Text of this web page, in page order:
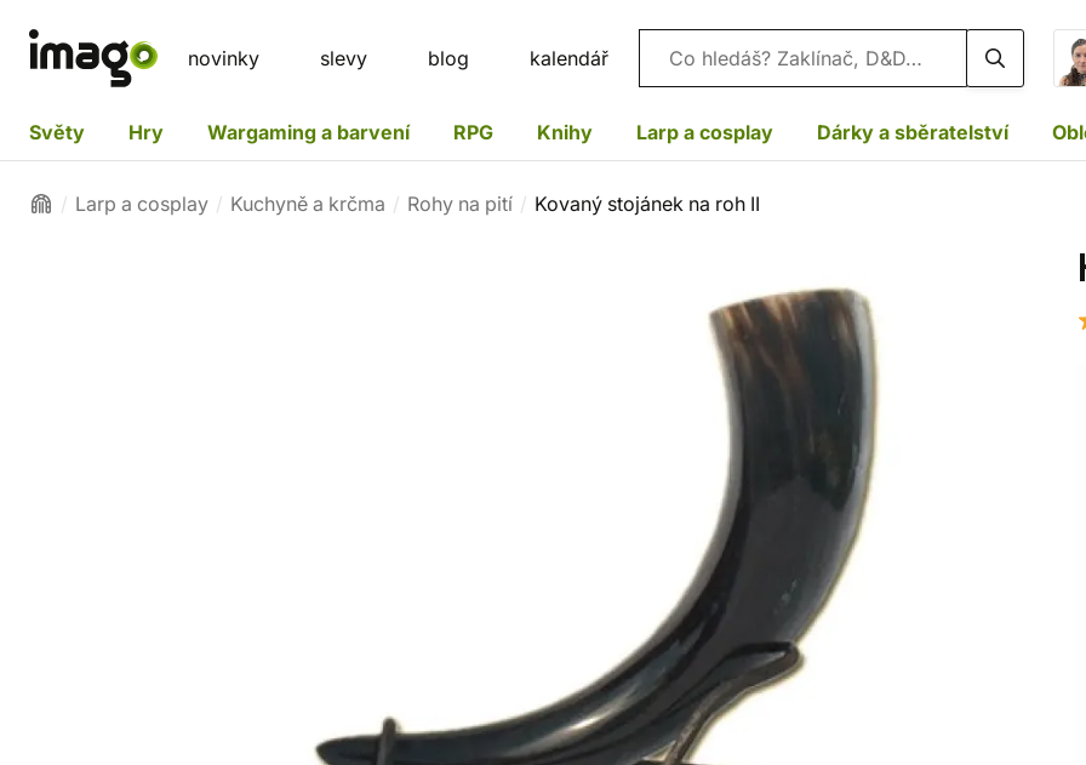
novinky slevy blog kalendář Vyhledávání
Světy Hry Wargaming a barvení RPG Knihy Larp a cosplay Dárky a sběratelství
Larp a cosplay Kuchyně a krčma Rohy na pití Kovaný stojánek na roh II